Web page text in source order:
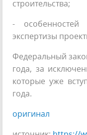
строительства;
- особенностей
экспертизы
Федеральный
года, за
которые уже
года.
оригинал